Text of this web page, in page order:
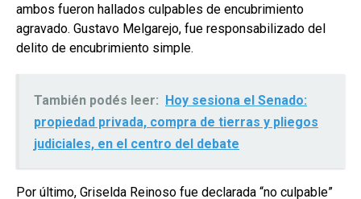
ambos fueron hallados culpables de encubrimiento
agravado. Gustavo Melgarejo, fue responsabilizado del
delito de encubrimiento simple.
También podés leer: Hoy sesiona el Senado:
propiedad privada, compra de tierras y pliegos
judiciales, en el centro del debate
Por último, Griselda Reinoso fue declarada “no culpable”